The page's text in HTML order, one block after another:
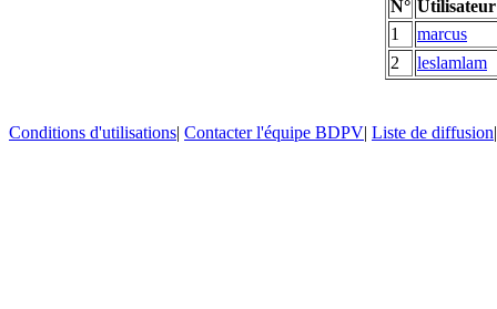
N° Utilisateur
1
marcus
2
leslamlam
Conditions d'utilisations| Contacter l'équipe BDPV| Liste de diffusion